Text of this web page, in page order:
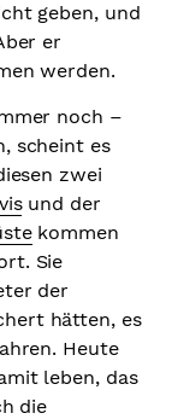
geben, und
er
werden.
noch –
scheint es
zwei
und der
kommen
Sie
der
hätten, es
Heute
leben, das
die